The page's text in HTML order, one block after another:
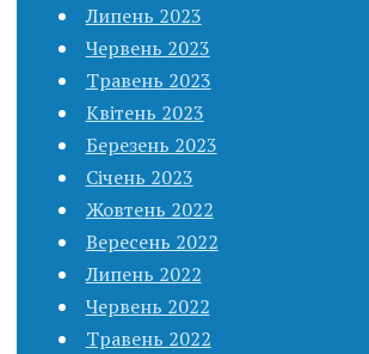
Липень 2023
Червень 2023
Травень 2023
Квітень 2023
Березень 2023
Січень 2023
Жовтень 2022
Вересень 2022
Липень 2022
Червень 2022
Травень 2022